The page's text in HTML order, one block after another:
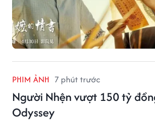
PHIM ẢNH 7 phút trước
Người Nhện vượt 150 tỷ
Odyssey